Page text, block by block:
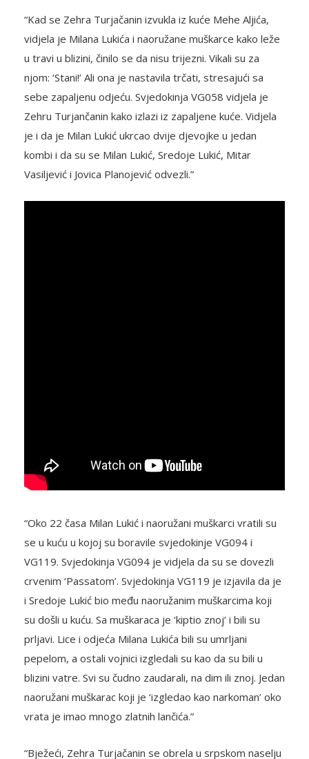
“Kad se Zehra Turjačanin izvukla iz kuće Mehe Aljića,
vidjela je Milana Lukića i naoružane muškarce kako leže
u travi u blizini, činilo se da nisu trijezni. Vikali su za
njom: ‘Stani!’ Ali ona je nastavila trčati, stresajući sa
sebe zapaljenu odjeću. Svjedokinja VG058 vidjela je
Zehru Turjančanin kako izlazi iz zapaljene kuće. Vidjela
je i da je Milan Lukić ukrcao dvije djevojke u jedan
kombi i da su se Milan Lukić, Sredoje Lukić, Mitar
Vasiljević i Jovica Planojević odvezli.”
“Oko 22 časa Milan Lukić i naoružani muškarci vratili su
se u kuću u kojoj su boravile svjedokinje VG094 i
VG119. Svjedokinja VG094 je vidjela da su se dovezli
crvenim ‘Passatom’. Svjedokinja VG119 je izjavila da je
i Sredoje Lukić bio među naoružanim muškarcima koji
su došli u kuću. Sa muškaraca je ‘kiptio znoj’ i bili su
prljavi. Lice i odjeća Milana Lukića bili su umrljani
pepelom, a ostali vojnici izgledali su kao da su bili u
blizini vatre. Svi su čudno zaudarali, na dim ili znoj. Jedan
naoružani muškarac koji je ‘izgledao kao narkoman’ oko
vrata je imao mnogo zlatnih lančića.”
“Bježeći, Zehra Turjačanin se obrela u srpskom naselju